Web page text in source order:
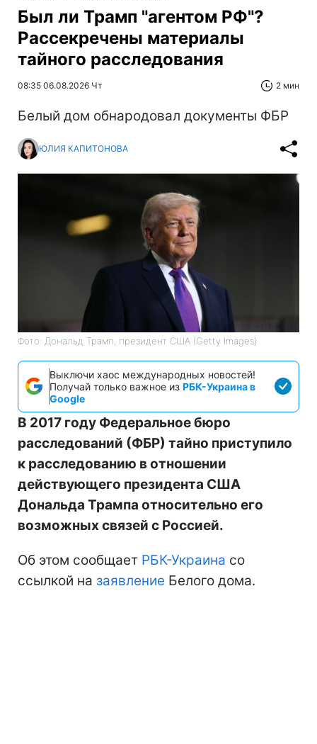
Был ли Трамп "агентом РФ"?
Рассекречены материалы
тайного расследования
08:35 06.08.2026 Чт 2 мин
Белый дом обнародовал документы ФБР
ЮЛИЯ КАПИТОНОВА
Фото: Дональд Трамп, президент США (Getty Images)
Выключи хаос международных новостей!
Получай только важное из РБК-Украина в
Google
В 2017 году Федеральное бюро
расследований (ФБР) тайно приступило
к расследованию в отношении
действующего президента США
Дональда Трампа относительно его
возможных связей с Россией.
Об этом сообщает РБК-Украина со
ссылкой на заявление Белого дома.